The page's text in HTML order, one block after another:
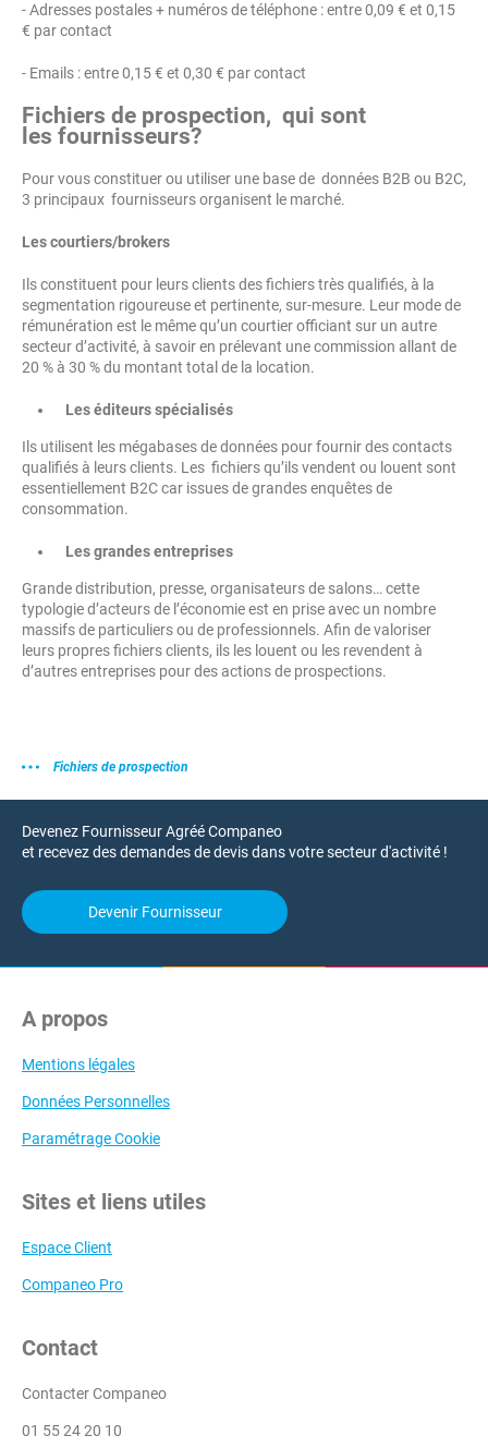
- Adresses postales + numéros de téléphone : entre 0,09 € et 0,15
€ par contact
- Emails : entre 0,15 € et 0,30 € par contact
Fichiers de prospection, qui sont
les fournisseurs?
Pour vous constituer ou utiliser une base de données B2B ou B2C,
3 principaux fournisseurs organisent le marché.
Les courtiers/brokers
Ils constituent pour leurs clients des fichiers très qualifiés, à la
segmentation rigoureuse et pertinente, sur-mesure. Leur mode de
rémunération est le même qu’un courtier officiant sur un autre
secteur d’activité, à savoir en prélevant une commission allant de
20 % à 30 % du montant total de la location.
Les éditeurs spécialisés
Ils utilisent les mégabases de données pour fournir des contacts
qualifiés à leurs clients. Les fichiers qu’ils vendent ou louent sont
essentiellement B2C car issues de grandes enquêtes de
consommation.
Les grandes entreprises
Grande distribution, presse, organisateurs de salons… cette
typologie d’acteurs de l’économie est en prise avec un nombre
massifs de particuliers ou de professionnels. Afin de valoriser
leurs propres fichiers clients, ils les louent ou les revendent à
d’autres entreprises pour des actions de prospections.
Fichiers de prospection
Devenez Fournisseur Agréé Companeo
et recevez des demandes de devis dans votre secteur d'activité !
Devenir Fournisseur
A propos
Mentions légales
Données Personnelles
Paramétrage Cookie
Sites et liens utiles
Espace Client
Companeo Pro
Contact
Contacter Companeo
01 55 24 20 10